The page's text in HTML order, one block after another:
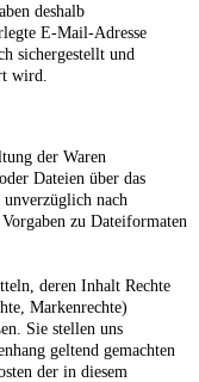
deshalb
E-Mail-Adresse
sichergestellt und
wird.
der Waren
Dateien über das
nach
zu Dateiformaten
deren Inhalt Rechte
Markenrechte)
Sie stellen uns
geltend gemachten
der in diesem